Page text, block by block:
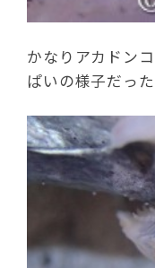
かなりアカドン
ぱいの様子だっ